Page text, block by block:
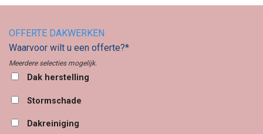
OFFERTE DAKWERKEN
Waarvoor wilt u een offerte?*
Meerdere selecties mogelijk.
Dak herstelling
Stormschade
Dakreiniging